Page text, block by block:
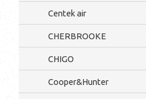
Centek air
CHERBROOKE
CHIGO
Cooper&Hunter